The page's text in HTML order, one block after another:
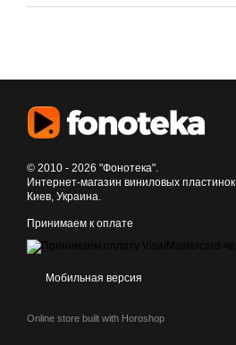
© 2010 - 2026 "Фонотека".
Интернет-магазин виниловых пластинок.
Киев, Украина.
Принимаем к оплате
Мобильная версия
Online store built with Horoshop